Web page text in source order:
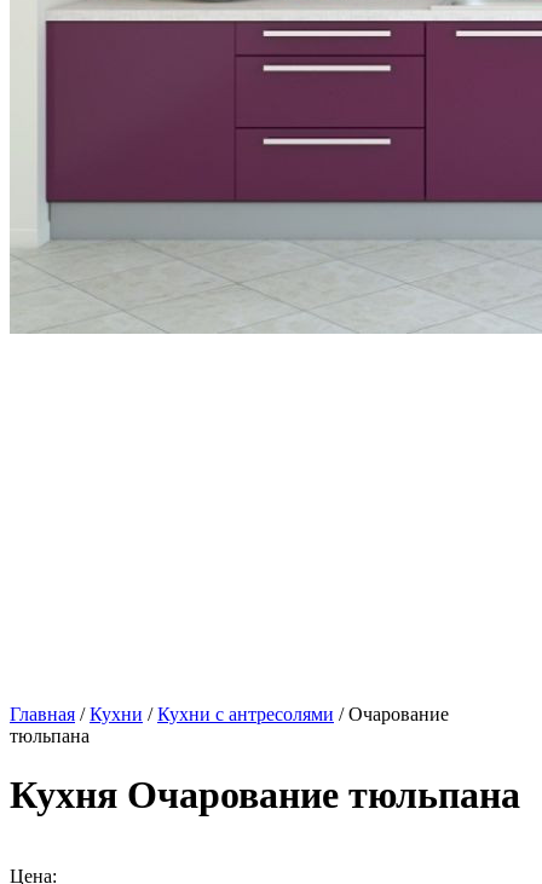
Главная /Кухни /Кухни с антресолями / Очарование
тюльпана
Кухня Очарование тюльпана
Цена: